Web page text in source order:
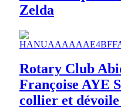
Zelda
Rotary Club
Françoise AYE
collier et